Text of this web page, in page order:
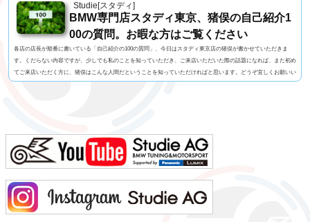
Studie[スタディ]
BMW専門店スタディ東京、猪俣の自己紹介1
00の質問。お暇な方はご覧ください
各店の店長が順番に書いている「自己紹介の100の質問」、今日はスタディ東京店の猪俣が書かせていただきま
す。くだらない内容ですが、少しでも私のことを知っていただき、ご来店いただいた際の話題になれば、また初め
てご来店いただく方に、猪俣はこんな人間だということを知っていただければと思います。どうぞ宜しくお願いい